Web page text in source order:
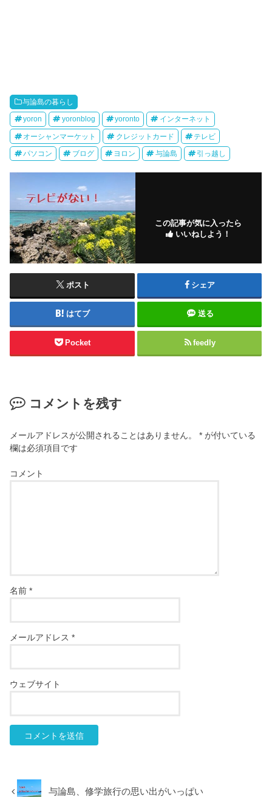
与論島の暮らし
yoron yoronblog yoronto インターネット
オーシャンマーケット クレジットカード テレビ
パソコン ブログ ヨロン 与論島 引っ越し
この記事が気に入ったら
いいねしよう！
ポスト シェア
はてブ 送る
Pocket feedly
コメントを残す
メールアドレスが公開されることはありません。 * が付いている
欄は必須項目です
コメント
名前*
メールアドレス*
ウェブサイト
与論島、修学旅行の思い出がいっぱい